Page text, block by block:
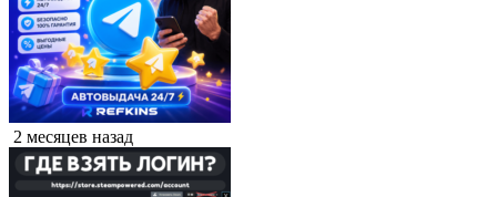
2 месяцев назад